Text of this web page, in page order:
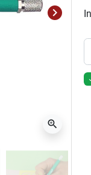
keyboard_arrow_right
zoom_in